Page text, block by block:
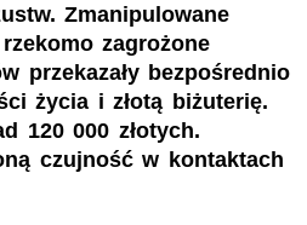
Zmanipulowane
zagrożone
przekazały bezpośrednio
życia i złotą biżuterię.
120 000 złotych.
czujność w kontaktach